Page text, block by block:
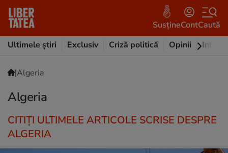
SusțineContCaută
Ultimele știri
Exclusiv Criză politică Opinii
|Algeria
Algeria
CITIȚI ULTIMELE ARTICOLE SCRISE DESPRE
ALGERIA